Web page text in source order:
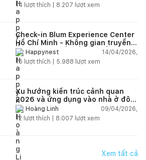
14 lượt thích | 8.207 lượt xem
Check-in Blum Experience Center
Hồ Chí Minh - Không gian truyền
cảm hứng thiết kế nội thất
Happynest
14/04/2026,
16 lượt thích | 5.988 lượt xem
Xu hướng kiến trúc cảnh quan
2026 và ứng dụng vào nhà ở đô
thị hiện đại
Hoàng Linh
09/04/2026,
12 lượt thích | 8.007 lượt xem
Xem tất cả